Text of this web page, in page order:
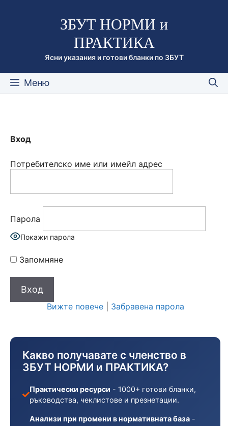
съдържаниетоЗБУТ НОРМИ и
ПРАКТИКА
Ясни указания и готови бланки по ЗБУТ
Меню
Вход
Потребителско име или имейл адрес
Парола
Покажи парола
Запомняне
Вижте повече| Забравена парола
Какво получавате с членство в
ЗБУТ НОРМИ и ПРАКТИКА?
Практически ресурси - 1000+ готови бланки,
ръководства, чеклистове и презнетации.
Анализи при промени в нормативната база -